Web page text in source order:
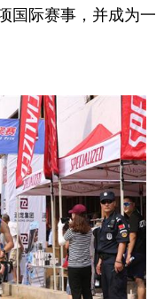
国际赛事，并成为一